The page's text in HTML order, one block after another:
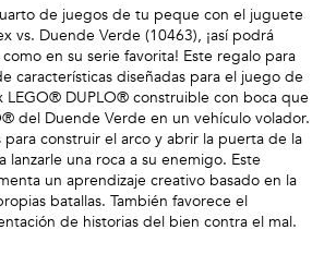
de juegos de tu peque con el juguete
vs. Duende Verde (10463), ¡así podrá
en su serie favorita! Este regalo para
características diseñadas para el juego de
LEGO® DUPLO® construible con boca que
del Duende Verde en un vehículo volador.
construir el arco y abrir la puerta de la
una roca a su enemigo. Este
un aprendizaje creativo basado en la
batallas. También favorece el
de historias del bien contra el mal.